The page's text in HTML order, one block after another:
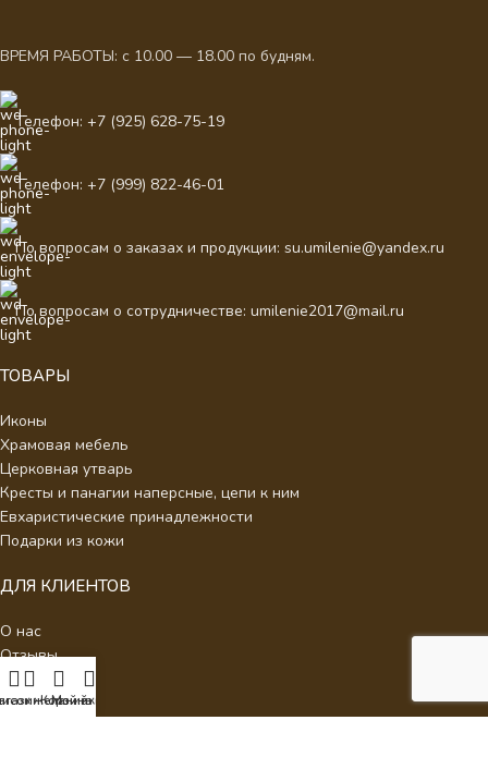
ВРЕМЯ РАБОТЫ: с 10.00 — 18.00 по будням.
Телефон: +7 (925) 628-75-19
Телефон: +7 (999) 822-46-01
По вопросам о заказах и продукции: su.umilenie@yandex.ru
По вопросам о сотрудничестве: umilenie2017@mail.ru
ТОВАРЫ
Иконы
Храмовая мебель
Церковная утварь
Кресты и панагии наперсные, цепи к ним
Евхаристические принадлежности
Подарки из кожи
ДЛЯ КЛИЕНТОВ
О нас
Отзывы
Новости
Каталогжеланий
Корзина
Мой аккаунт